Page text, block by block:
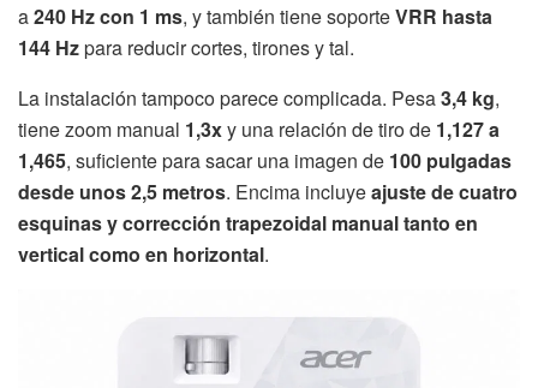
a240 Hz con 1 ms, y también tiene soporteVRR hasta
144 Hzpara reducir cortes, tirones y tal.
La instalación tampoco parece complicada. Pesa3,4 kg,
tiene zoom manual 1,3xy una relación de tiro de 1,127 a
1,465, suficiente para sacar una imagen de 100 pulgadas
desde unos 2,5 metros. Encima incluyeajuste de cuatro
esquinas y corrección trapezoidal manual tanto en
vertical como en horizontal.